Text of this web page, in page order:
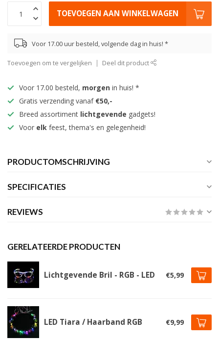
TOEVOEGEN AAN WINKELWAGEN
Voor 17.00 uur besteld, volgende dag in huis! *
Toevoegen om te vergelijken Deel dit product
Voor 17.00 besteld, morgen in huis! *
Gratis verzending vanaf €50,-
Breed assortiment lichtgevende gadgets!
Voor elk feest, thema's en gelegenheid!
PRODUCTOMSCHRIJVING
SPECIFICATIES
REVIEWS
GERELATEERDE PRODUCTEN
Lichtgevende Bril - RGB - LED €5,99
LED Tiara / Haarband RGB €9,99